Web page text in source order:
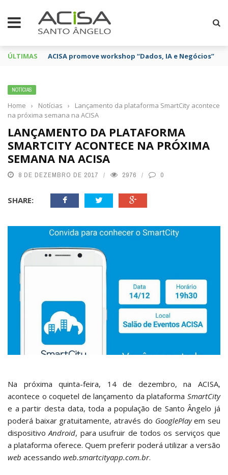
ÚLTIMAS ACISA promove workshop “Dados, IA e Negócios”
NOTÍCIAS
Home › Notícias ›
Lançamento da plataforma SmartCity acontece
na próxima semana na ACISA
LANÇAMENTO DA PLATAFORMA
SMARTCITY ACONTECE NA PRÓXIMA
SEMANA NA ACISA
8 DE DEZEMBRO DE 2017 2976 0
SHARE:
Na próxima quinta-feira, 14 de dezembro, na ACISA,
acontece o coquetel de lançamento da plataforma SmartCity
e a partir desta data, toda a população de Santo Ângelo já
poderá baixar gratuitamente, através do GooglePlayem seu
dispositivoAndroid, para usufruir de todos os serviços que
a plataforma oferece. Quem preferir poderá utilizar a versão
web acessando web.smartcityapp.com.br.